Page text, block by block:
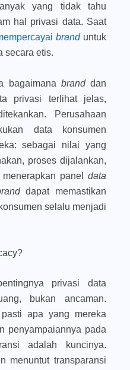
yang tidak tahu
hal privasi data. Saat
branduntuk
secara etis.
bagaimana branddan
privasi terlihat jelas,
Perusahaan
data konsumen
sebagai nilai yang
proses dijalankan,
panel data
dapat memastikan
selalu menjadi
privasi data
bukan ancaman.
apa yang mereka
penyampaiannya pada
adalah kuncinya.
menuntut transparansi